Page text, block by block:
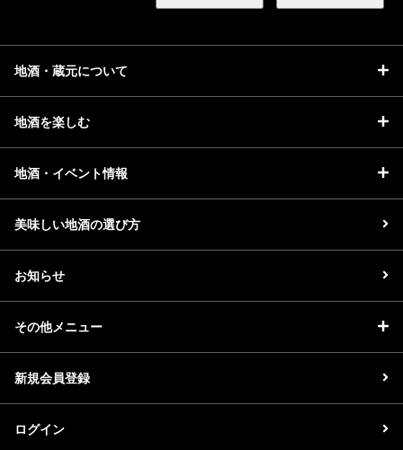
地酒・蔵元について
地酒を楽しむ
地酒・イベント情報
美味しい地酒の選び方
お知らせ
その他メニュー
新規会員登録
ログイン